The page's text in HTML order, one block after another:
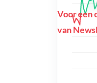
Voor een
van